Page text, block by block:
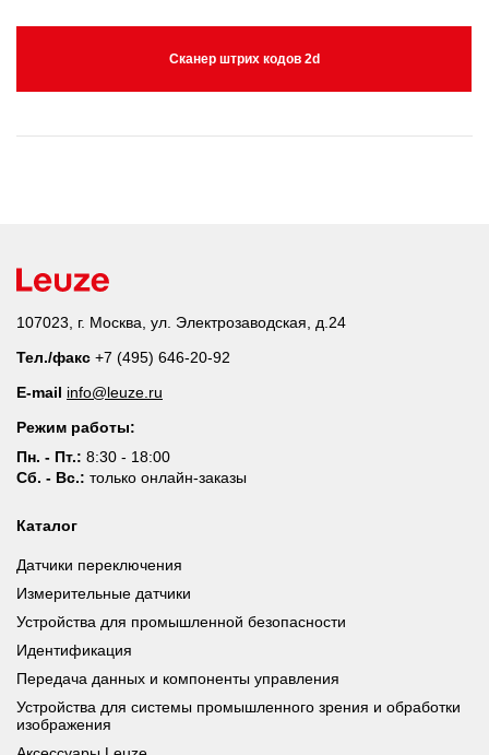
Сканер штрих кодов 2d
107023, г. Москва, ул. Электрозаводская, д.24
Тел./факс +7 (495) 646-20-92
E-mail info@leuze.ru
Режим работы:
Пн. - Пт.: 8:30 - 18:00
Сб. - Вс.: только онлайн-заказы
Каталог
Датчики переключения
Измерительные датчики
Устройства для промышленной безопасности
Идентификация
Передача данных и компоненты управления
Устройства для системы промышленного зрения и обработки
изображения